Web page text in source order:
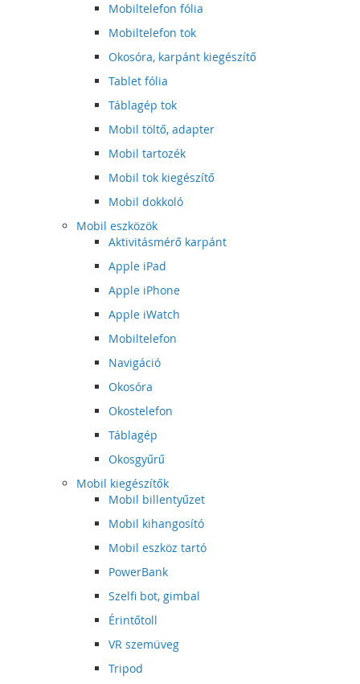
Mobiltelefon fólia
Mobiltelefon tok
Okosóra, karpánt kiegészítő
Tablet fólia
Táblagép tok
Mobil töltő, adapter
Mobil tartozék
Mobil tok kiegészítő
Mobil dokkoló
Mobil eszközök
Aktivitásmérő karpánt
Apple iPad
Apple iPhone
Apple iWatch
Mobiltelefon
Navigáció
Okosóra
Okostelefon
Táblagép
Okosgyűrű
Mobil kiegészítők
Mobil billentyűzet
Mobil kihangosító
Mobil eszköz tartó
PowerBank
Szelfi bot, gimbal
Érintőtoll
VR szemüveg
Tripod